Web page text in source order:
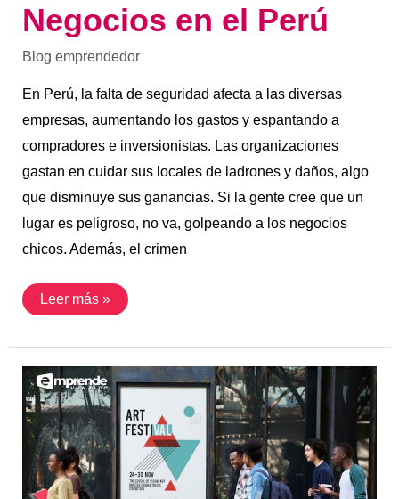
Negocios en el Perú
Blog emprendedor
En Perú, la falta de seguridad afecta a las diversas
empresas, aumentando los gastos y espantando a
compradores e inversionistas. Las organizaciones
gastan en cuidar sus locales de ladrones y daños, algo
que disminuye sus ganancias. Si la gente cree que un
lugar es peligroso, no va, golpeando a los negocios
chicos. Además, el crimen
Leer más »
La
Ortografía
y
el
Marketing